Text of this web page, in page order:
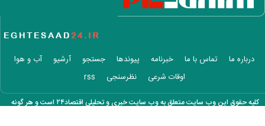
انتشار نخستین تصاویر شیائومی میکس فولد ۵ + جزئیات
هرمز در آستانه یک معامله بزرگ؛ تهران و واشنگتن بر سر چه چیزی چانه
می‌زنند؟
فیلم / موزیک ویدئوی جدید شروین حاجی‌پور منتشر شد
ادعای یک رسانه درباره آمادگی اسرائیل برای حمله به ایران
عکس / عاشقانه های شاهرخ استخری و همسرش
درباره ما تماس با ما خبرنامه پیوندها جستجو آرشیو
آب و هوا
اوقات شرعی
نظرسنجی rss
کلیه حقوق این وب سایت متعلق به وب سایت خبری و تحلیلی اقتصاد۲۴ است و هر گونه